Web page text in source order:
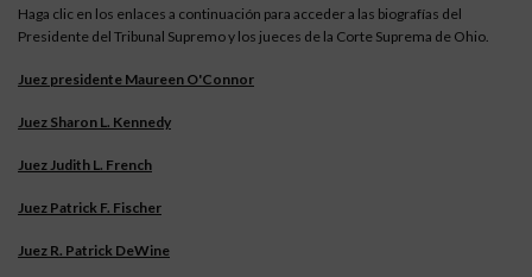
Haga clic en los enlaces a continuación para acceder a las biografías del
Presidente del Tribunal Supremo y los jueces de la Corte Suprema de Ohio.
Juez presidente Maureen O'Connor
Juez Sharon L. Kennedy
Juez Judith L. French
Juez Patrick F. Fischer
Juez R. Patrick DeWine